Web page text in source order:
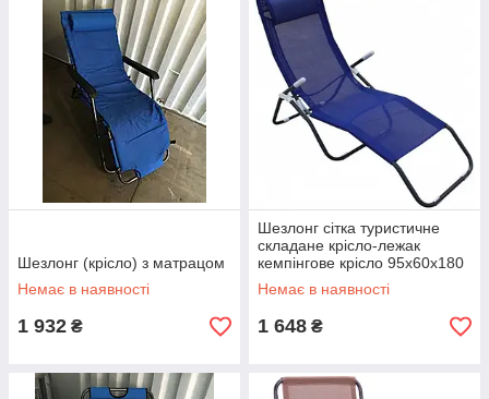
Шезлонг (крісло) з матрацом
Немає в наявності
1 932 ₴
Шезлонг сітка туристичне
складане крісло-лежак
кемпінгове крісло 95х60х180
Немає в наявності
1 648 ₴